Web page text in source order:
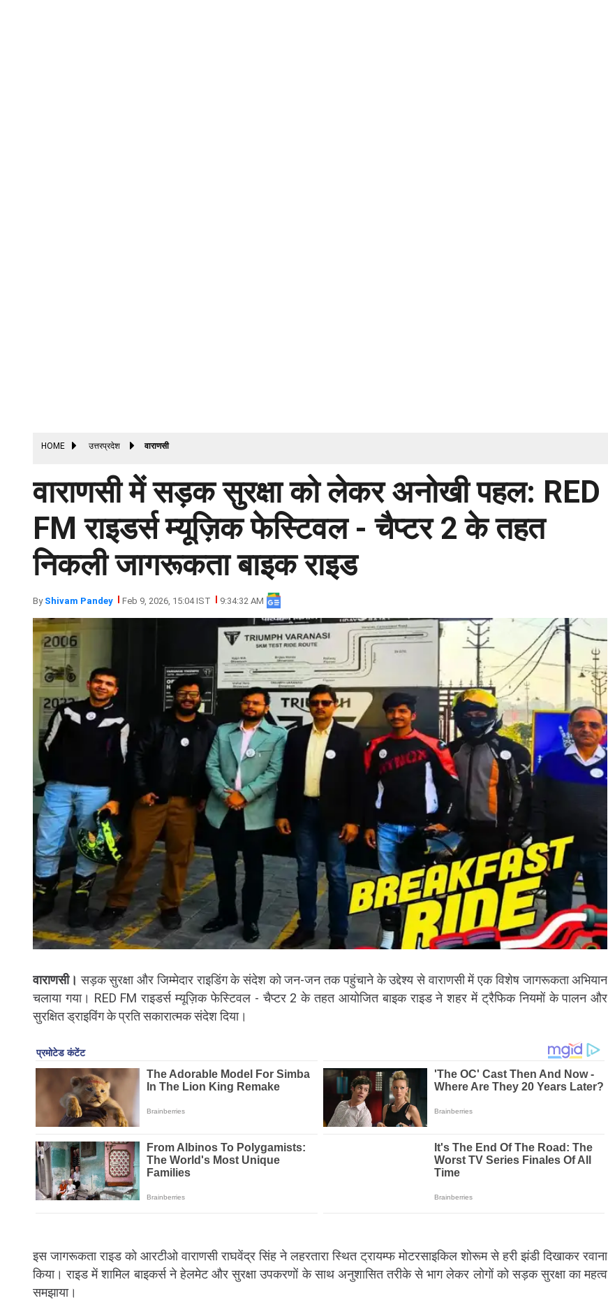
HOME उत्तरप्रदेश वाराणसी
वाराणसी में सड़क सुरक्षा को लेकर अनोखी पहल: RED
FM राइडर्स म्यूज़िक फेस्टिवल - चैप्टर 2 के तहत
निकली जागरूकता बाइक राइड
By Shivam Pandey Feb 9, 2026, 15:04 IST 9:34:32 AM
वाराणसी।सड़क सुरक्षा और जिम्मेदार राइडिंग के संदेश को जन-जन तक पहुंचाने के उद्देश्य से वाराणसी में एक विशेष जागरूकता अभियान
चलाया गया। RED FM राइडर्स म्यूज़िक फेस्टिवल - चैप्टर 2 के तहत आयोजित बाइक राइड ने शहर में ट्रैफिक नियमों के पालन और
सुरक्षित ड्राइविंग के प्रति सकारात्मक संदेश दिया।
इस जागरूकता राइड को आरटीओ वाराणसी राघवेंद्र सिंह ने लहरतारा स्थित ट्रायम्फ मोटरसाइकिल शोरूम से हरी झंडी दिखाकर रवाना
किया। राइड में शामिल बाइकर्स ने हेलमेट और सुरक्षा उपकरणों के साथ अनुशासित तरीके से भाग लेकर लोगों को सड़क सुरक्षा का महत्व
समझाया।